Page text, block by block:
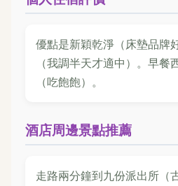
優點是新穎乾淨（床墊品牌
（我調半天才適中）。早
（吃飽飽）。
酒店周邊景點推薦
走路兩分鐘到九份派出所（